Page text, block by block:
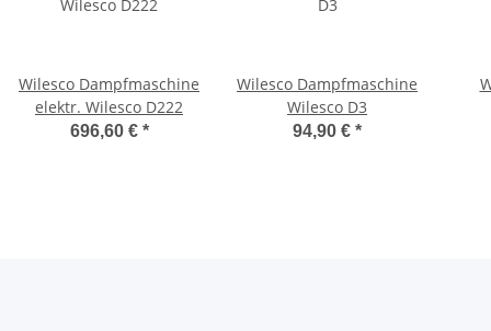
Wilesco Dampfmaschine
elektr. Wilesco D222
696,60 € *
Wilesco Dampfmaschine
Wilesco D3
94,90 € *